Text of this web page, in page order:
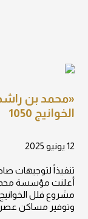
«محمد بن
الخوانيج 1050
12 يونيو 2025
تنفيذاً لتوجيهات
أعلنت مؤسسة
وتوفير مساكن